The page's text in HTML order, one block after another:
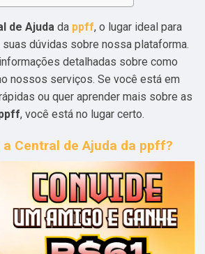
de Ajuda da ppff, o lugar ideal para
dúvidas sobre nossa plataforma.
detalhadas sobre como
nossos serviços. Se você está em
ou quer aprender mais sobre as
, você está no lugar certo.
Central de Ajuda da ppff?